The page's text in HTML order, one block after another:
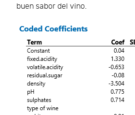
buen sabor del vino.